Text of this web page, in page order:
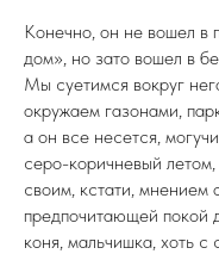
Конечно, он не вошел в
дом», но зато вошел в
Мы суетимся вокруг
окружаем газонами,
а он все несется,
серо-коричневый
своим, кстати, мнением
предпочитающей покой
коня, мальчишка, хоть